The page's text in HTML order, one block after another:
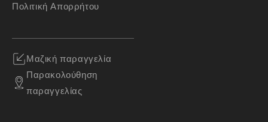
Πολιτική Απορρήτου
Μαζική παραγγελία
Παρακολούθηση
παραγγελίας